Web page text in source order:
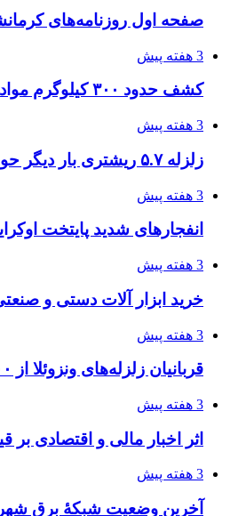
صفحه اول روزنامه‌های
3 هفته پیش
کشف حدود ۳۰۰ کیلوگرم موادمخدر و ۶ قبضه سلاح در سیستان و بلوچستان
3 هفته پیش
زلزله ۵.۷ ریشتری بار دیگر حوالی کوزران کرمانشاه را لرزاند
3 هفته پیش
انفجارهای شدید پایتخت
3 هفته پیش
خرید ابزار آلات دستی و
3 هفته پیش
قربانیان زلزله‌های ونزوئلا از ۵۰۰۰ نفر فراتر رفت
3 هفته پیش
اثر اخبار مالی و اقتصادی
3 هفته پیش
آخرین وضعیت شبکۀ برق